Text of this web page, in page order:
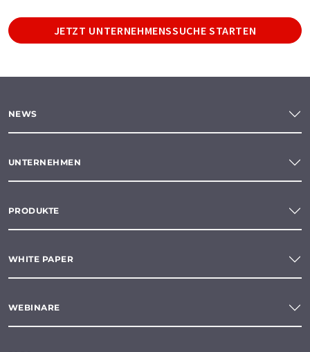
JETZT UNTERNEHMENSSUCHE STARTEN
NEWS
UNTERNEHMEN
PRODUKTE
WHITE PAPER
WEBINARE